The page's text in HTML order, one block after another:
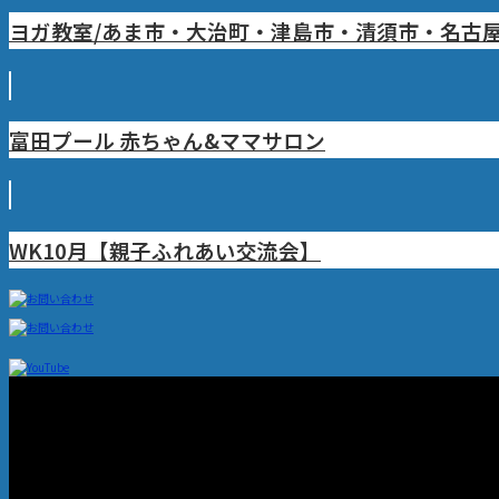
ヨガ教室/あま市・大治町・津島市・清須市・名古
富田プール 赤ちゃん&ママサロン
WK10月【親子ふれあい交流会】